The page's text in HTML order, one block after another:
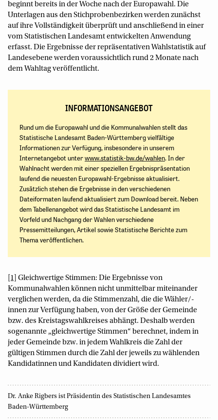
beginnt bereits in der Woche nach der Europawahl. Die
Unterlagen aus den Stichprobenbezirken werden zunächst
auf ihre Vollständigkeit überprüft und anschließend in einer
vom Statistischen Landesamt entwickelten Anwendung
erfasst. Die Ergebnisse der repräsentativen Wahlstatistik auf
Landesebene werden voraussichtlich rund 2 Monate nach
dem Wahltag veröffentlicht.
INFORMATIONSANGEBOT
Rund um die Europawahl und die Kommunalwahlen stellt das
Statistische Landesamt Baden-Württemberg vielfältige
Informationen zur Verfügung, insbesondere in unserem
Internetangebot unterwww.statistik-bw.de/wahlen. In der
Wahlnacht werden mit einer speziellen Ergebnispräsentation
laufend die neuesten Europawahl-Ergebnisse aktualisiert.
Zusätzlich stehen die Ergebnisse in den verschiedenen
Dateiformaten laufend aktualisiert zum Download bereit. Neben
dem Tabellenangebot wird das Statistische Landesamt im
Vorfeld und Nachgang der Wahlen verschiedene
Pressemitteilungen, Artikel sowie Statistische Berichte zum
Thema veröffentlichen.
[1] Gleichwertige Stimmen: Die Ergebnisse von
Kommunalwahlen können nicht unmittelbar miteinander
verglichen werden, da die Stimmenzahl, die die Wähler/-
innen zur Verfügung haben, von der Größe der Gemeinde
bzw. des Kreistagswahlkreises abhängt. Deshalb werden
sogenannte „gleichwertige Stimmen“ berechnet, indem in
jeder Gemeinde bzw. in jedem Wahlkreis die Zahl der
gültigen Stimmen durch die Zahl der jeweils zu wählenden
Kandidatinnen und Kandidaten dividiert wird.
Dr. Anke Rigbers ist Präsidentin des Statistischen Landesamtes
Baden-Württemberg